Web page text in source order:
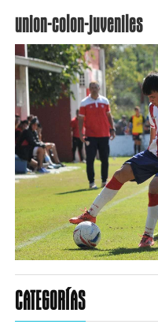
union-colon-juveniles
CATEGORÍAS